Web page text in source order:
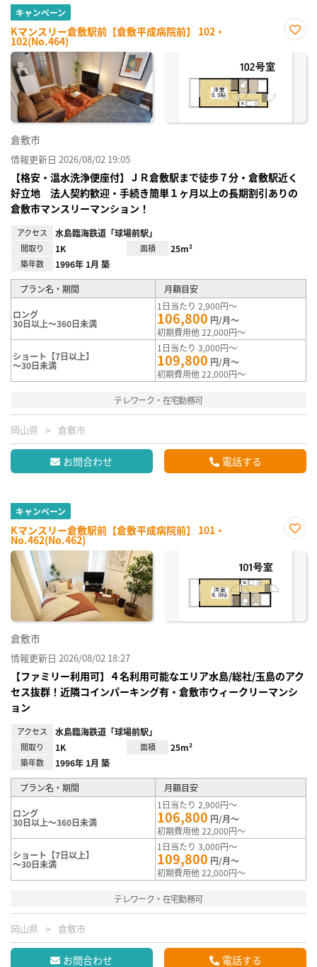
キャンペーン
Kマンスリー倉敷駅前【倉敷平成病院前】 102・
102(No.464)
に入
倉敷市
情報更新日 2026/08/02 19:05
【格安・温水洗浄便座付】ＪＲ倉敷駅まで徒歩７分・倉敷駅近く
好立地 法人契約歓迎・手続き簡単１ヶ月以上の長期割引ありの
倉敷市マンスリーマンション！
アクセス 水島臨海鉄道「球場前駅」
間取り 1K 面積 25m²
築年数 1996年 1月 築
プラン名・期間 月額目安
ロング
30日以上～360日未満
1日当たり 2,900円～
106,800 円/月～
初期費用他 22,000円～
ショート【7日以上】
～30日未満
1日当たり 3,000円～
109,800 円/月～
初期費用他 22,000円～
テレワーク・在宅勤務可
岡山県 倉敷市
お問合わせ 電話する
キャンペーン
Kマンスリー倉敷駅前【倉敷平成病院前】 101・
No.462(No.462)
に入
倉敷市
情報更新日 2026/08/02 18:27
【ファミリー利用可】４名利用可能なエリア水島/総社/玉島のアク
セス抜群！近隣コインパーキング有・倉敷市ウィークリーマンシ
ョン
アクセス 水島臨海鉄道「球場前駅」
間取り 1K 面積 25m²
築年数 1996年 1月 築
プラン名・期間 月額目安
ロング
30日以上～360日未満
1日当たり 2,900円～
106,800 円/月～
初期費用他 22,000円～
ショート【7日以上】
～30日未満
1日当たり 3,000円～
109,800 円/月～
初期費用他 22,000円～
テレワーク・在宅勤務可
岡山県 倉敷市
お問合わせ 電話する